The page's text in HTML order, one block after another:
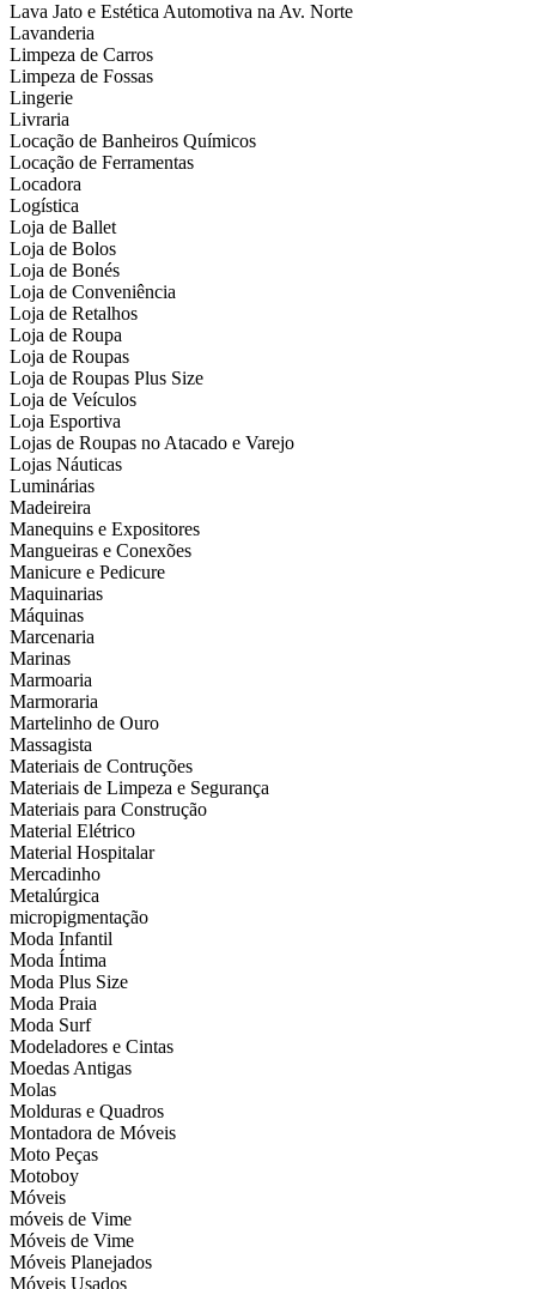
Lava Jato e Estética Automotiva na Av. Norte
Lavanderia
Limpeza de Carros
Limpeza de Fossas
Lingerie
Livraria
Locação de Banheiros Químicos
Locação de Ferramentas
Locadora
Logística
Loja de Ballet
Loja de Bolos
Loja de Bonés
Loja de Conveniência
Loja de Retalhos
Loja de Roupa
Loja de Roupas
Loja de Roupas Plus Size
Loja de Veículos
Loja Esportiva
Lojas de Roupas no Atacado e Varejo
Lojas Náuticas
Luminárias
Madeireira
Manequins e Expositores
Mangueiras e Conexões
Manicure e Pedicure
Maquinarias
Máquinas
Marcenaria
Marinas
Marmoaria
Marmoraria
Martelinho de Ouro
Massagista
Materiais de Contruções
Materiais de Limpeza e Segurança
Materiais para Construção
Material Elétrico
Material Hospitalar
Mercadinho
Metalúrgica
micropigmentação
Moda Infantil
Moda Íntima
Moda Plus Size
Moda Praia
Moda Surf
Modeladores e Cintas
Moedas Antigas
Molas
Molduras e Quadros
Montadora de Móveis
Moto Peças
Motoboy
Móveis
móveis de Vime
Móveis de Vime
Móveis Planejados
Móveis Usados